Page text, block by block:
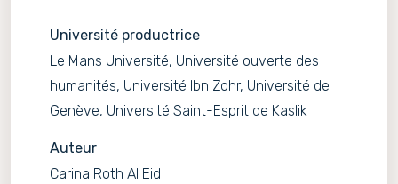
Université productrice
Le Mans Université, Université ouverte des
humanités, Université Ibn Zohr, Université de
Genève, Université Saint-Esprit de Kaslik
Auteur
Carina Roth Al Eid